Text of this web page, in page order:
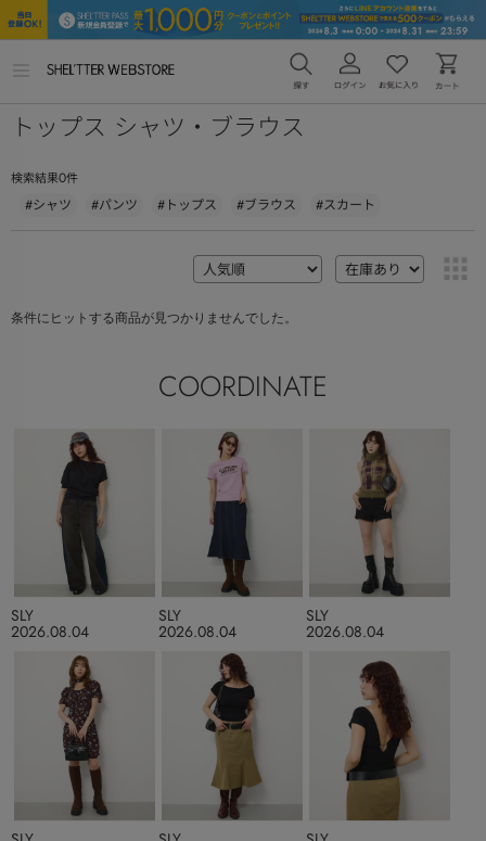
ー
く
トップス シャツ・ブラウス
検索結果0件
#シャツ #パンツ #トップス #ブラウス #スカート
条件にヒットする商品が見つかりませんでした。
COORDINATE
2026.08.04
SLY
2026.08.04
SLY
2026.08.04
SLY